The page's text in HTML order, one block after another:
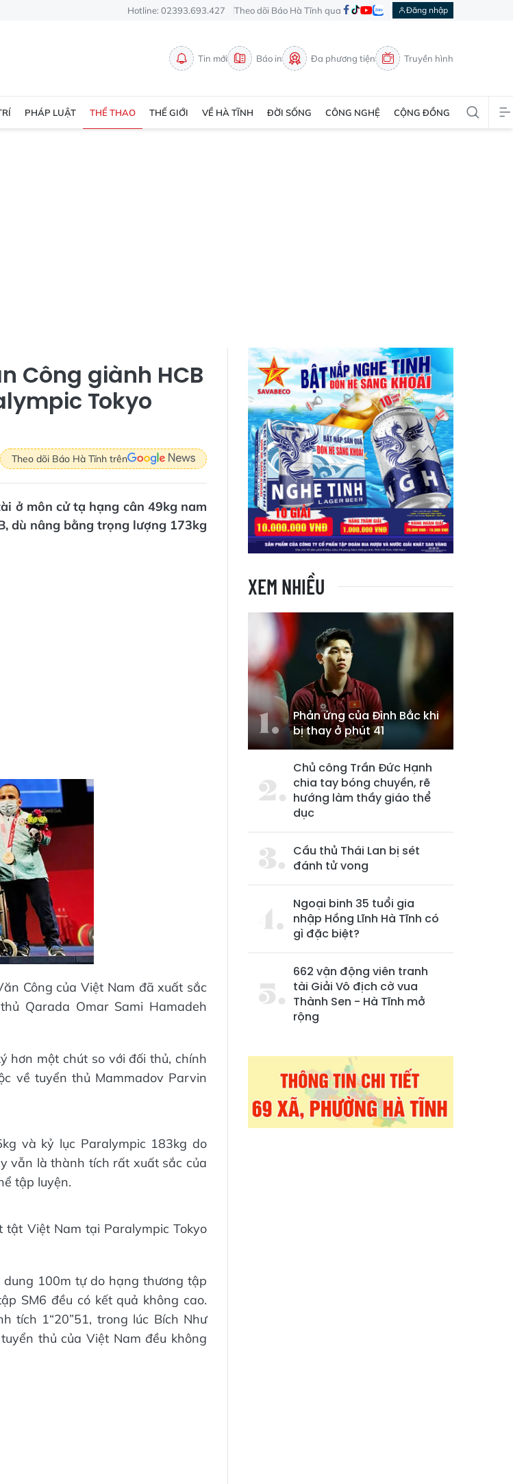
Hotline: 02393.693.427 Theo dõi Báo Hà Tĩnh qua Đăng nhập
Tin mới Báo in Đa phương tiện Truyền hình
PHÁP LUẬT THỂ THAO THẾ GIỚI VỀ HÀ TĨNH ĐỜI SỐNG CÔNG NGHỆ CỘNG ĐỒNG
Công giành HCB
Tokyo
Theo dõi Báo Hà Tĩnh trên
ở môn cử tạ hạng cân 49kg nam
dù nâng bằng trọng lượng 173kg
Công của Việt Nam đã xuất sắc
Qarada Omar Sami Hamadeh
hơn một chút so với đối thủ, chính
về tuyển thủ Mammadov Parvin
và kỷ lục Paralympic 183kg do
vẫn là thành tích rất xuất sắc của
tập luyện.
Việt Nam tại Paralympic Tokyo
100m tự do hạng thương tập
SM6 đều có kết quả không cao.
tích 1“20”51, trong lúc Bích Như
thủ của Việt Nam đều không
XEM NHIỀU
Phản ứng của Đình Bắc khi
bị thay ở phút 41
Chủ công Trần Đức Hạnh
chia tay bóng chuyền, rẽ
hướng làm thầy giáo thể
dục
Cầu thủ Thái Lan bị sét
đánh tử vong
Ngoại binh 35 tuổi gia
nhập Hồng Lĩnh Hà Tĩnh có
gì đặc biệt?
662 vận động viên tranh
tài Giải Vô địch cờ vua
Thành Sen - Hà Tĩnh mở
rộng